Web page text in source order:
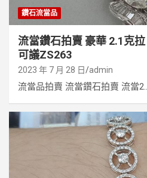
鑽石流當品
流當鑽石拍賣 豪華 2.1克
可議ZS263
2023 年 7 月 28 日 admin
流當品拍賣 流當鑽石拍賣 流當